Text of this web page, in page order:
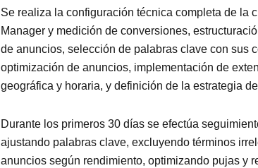
Se realiza la configuración técnica completa de la
Manager y medición de conversiones,
de anuncios, selección de palabras clave con sus
optimización de anuncios, implementación de
geográfica y horaria, y definición de la estrategia
Durante los primeros 30 días se efectúa
ajustando palabras clave, excluyendo términos
anuncios según rendimiento, optimizando pujas y